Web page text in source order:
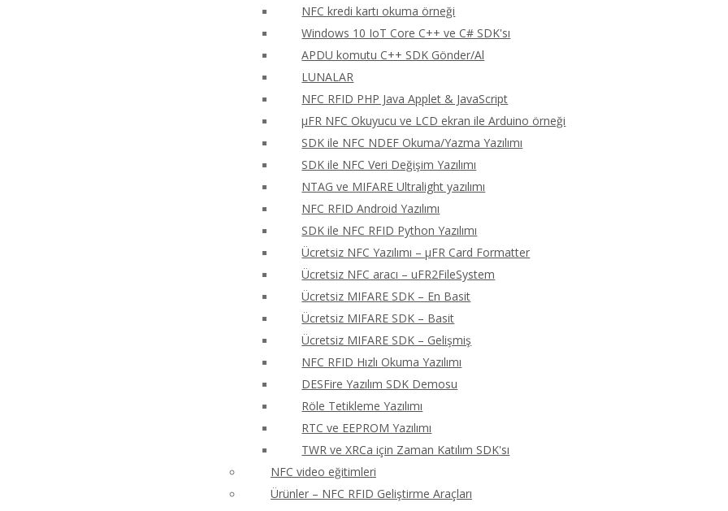
NFC kredi kartı okuma örneği
Windows 10 IoT Core C++ ve C# SDK'sı
APDU komutu C++ SDK Gönder/Al
LUNALAR
NFC RFID PHP Java Applet & JavaScript
μFR NFC Okuyucu ve LCD ekran ile Arduino örneği
SDK ile NFC NDEF Okuma/Yazma Yazılımı
SDK ile NFC Veri Değişim Yazılımı
NTAG ve MIFARE Ultralight yazılımı
NFC RFID Android Yazılımı
SDK ile NFC RFID Python Yazılımı
Ücretsiz NFC Yazılımı – μFR Card Formatter
Ücretsiz NFC aracı – uFR2FileSystem
Ücretsiz MIFARE SDK – En Basit
Ücretsiz MIFARE SDK – Basit
Ücretsiz MIFARE SDK – Gelişmiş
NFC RFID Hızlı Okuma Yazılımı
DESFire Yazılım SDK Demosu
Röle Tetikleme Yazılımı
RTC ve EEPROM Yazılımı
TWR ve XRCa için Zaman Katılım SDK'sı
NFC video eğitimleri
Ürünler – NFC RFID Geliştirme Araçları